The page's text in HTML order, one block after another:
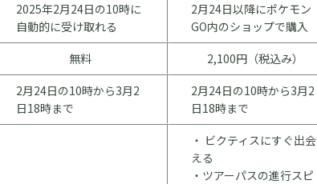
2025年2月24日の10時に
自動的に受け取れる
2月24日以降にポケモン
GO内のショップで購入
無料 2,100円（税込み）
2月24日の10時から3月2
日18時まで
2月24日の10時から3月2
日18時まで
・ ビクティスにすぐ出会
える
・ツアーパスの進行スピ